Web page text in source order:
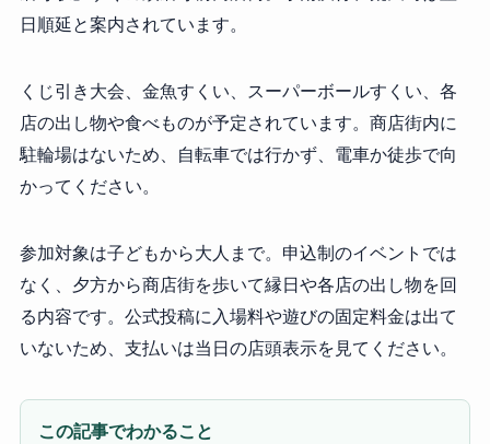
日順延と案内されています。
くじ引き大会、金魚すくい、スーパーボールすくい、各
店の出し物や食べものが予定されています。商店街内に
駐輪場はないため、自転車では行かず、電車か徒歩で向
かってください。
参加対象は子どもから大人まで。申込制のイベントでは
なく、夕方から商店街を歩いて縁日や各店の出し物を回
る内容です。公式投稿に入場料や遊びの固定料金は出て
いないため、支払いは当日の店頭表示を見てください。
この記事でわかること